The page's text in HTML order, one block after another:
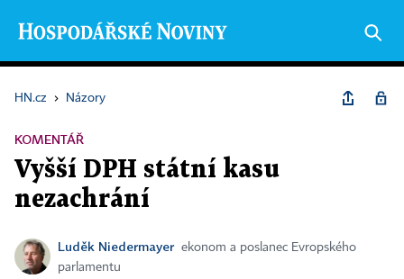
HN.cz › Názory
KOMENTÁŘ
Vyšší DPH státní kasu
nezachrání
Luděk Niedermayer ekonom a poslanec Evropského
parlamentu